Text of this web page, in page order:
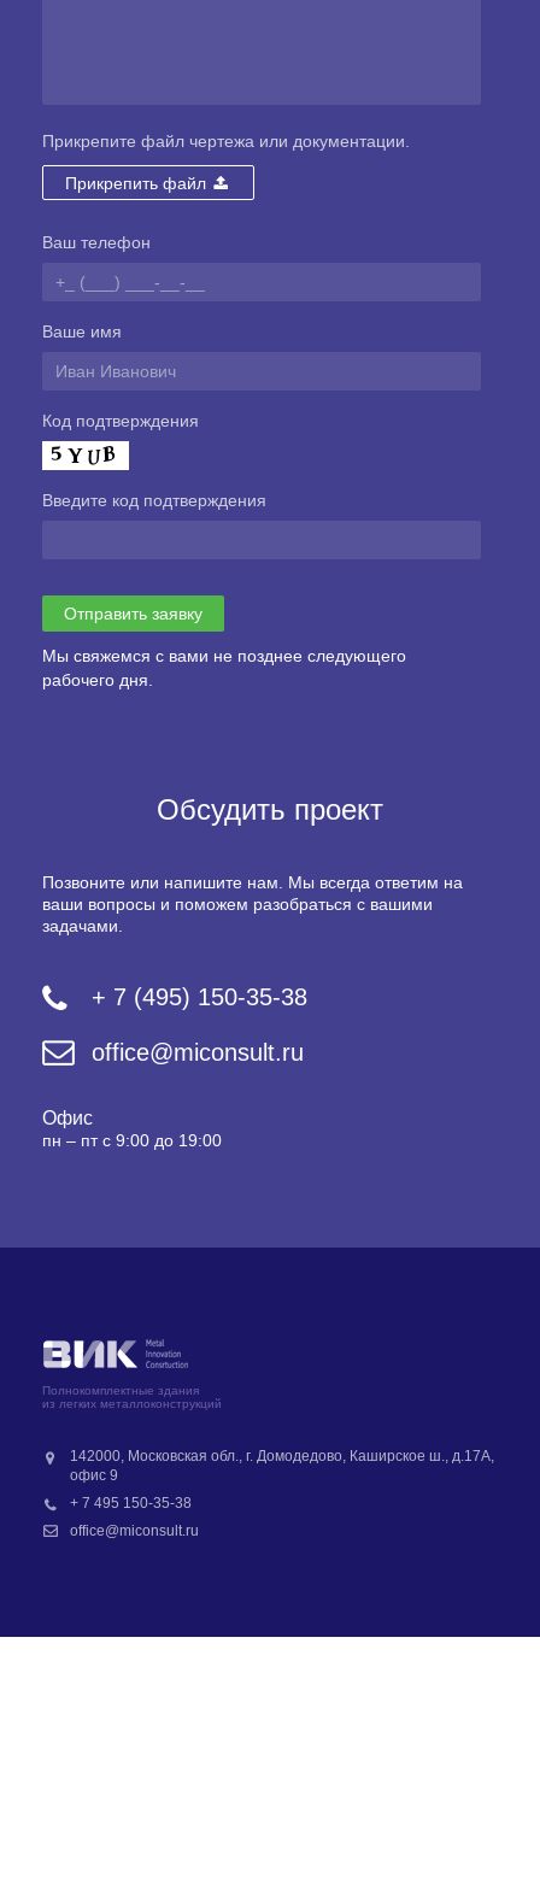
Прикрепите файл чертежа или документации.
Прикрепить файл
Ваш телефон
Ваше имя
Код подтверждения
Введите код подтверждения
Мы свяжемся с вами не позднее следующего
рабочего дня.
Обсудить проект
Позвоните или напишите нам. Мы всегда ответим на
ваши вопросы и поможем разобраться с вашими
задачами.
+ 7 (495) 150-35-38
office@miconsult.ru
Офис
пн – пт с 9:00 до 19:00
Полнокомплектные здания
из легких металлоконструкций
142000, Московская обл., г. Домодедово, Каширское ш., д.17А,
офис 9
+ 7 495 150-35-38
office@miconsult.ru